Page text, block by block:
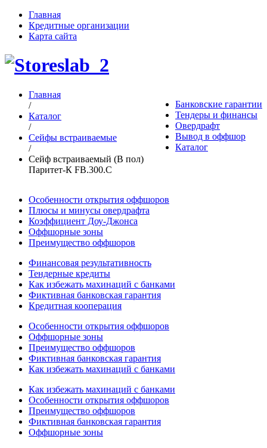
Главная
Кредитные организации
Карта сайта
Банковские гарантии
Тендеры и финансы
Овердрафт
Вывод в оффшор
Каталог
Главная
/
Каталог
/
Сейфы встраиваемые
/
Сейф встраиваемый (В пол)
Паритет-К FB.300.C
Особенности открытия оффшоров
Плюсы и минусы овердрафта
Коэффициент Доу-Джонса
Оффшорные зоны
Преимущество оффшоров
Финансовая результативность
Тендерные кредиты
Как избежать махинаций с банками
Фиктивная банковская гарантия
Кредитная кооперация
Особенности открытия оффшоров
Оффшорные зоны
Преимущество оффшоров
Фиктивная банковская гарантия
Как избежать махинаций с банками
Как избежать махинаций с банками
Особенности открытия оффшоров
Преимущество оффшоров
Фиктивная банковская гарантия
Оффшорные зоны